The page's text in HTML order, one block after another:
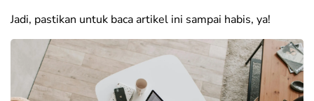
Jadi, pastikan untuk baca artikel ini sampai habis, ya!